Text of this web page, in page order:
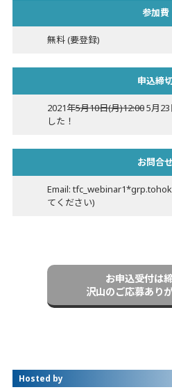
参加費
無料 (要登録)
申込締
2021年5月10日(月)12:005月23
した！
お問合せ
Email:
てください)
お申込受付は
沢山のご応募あり
Hosted by